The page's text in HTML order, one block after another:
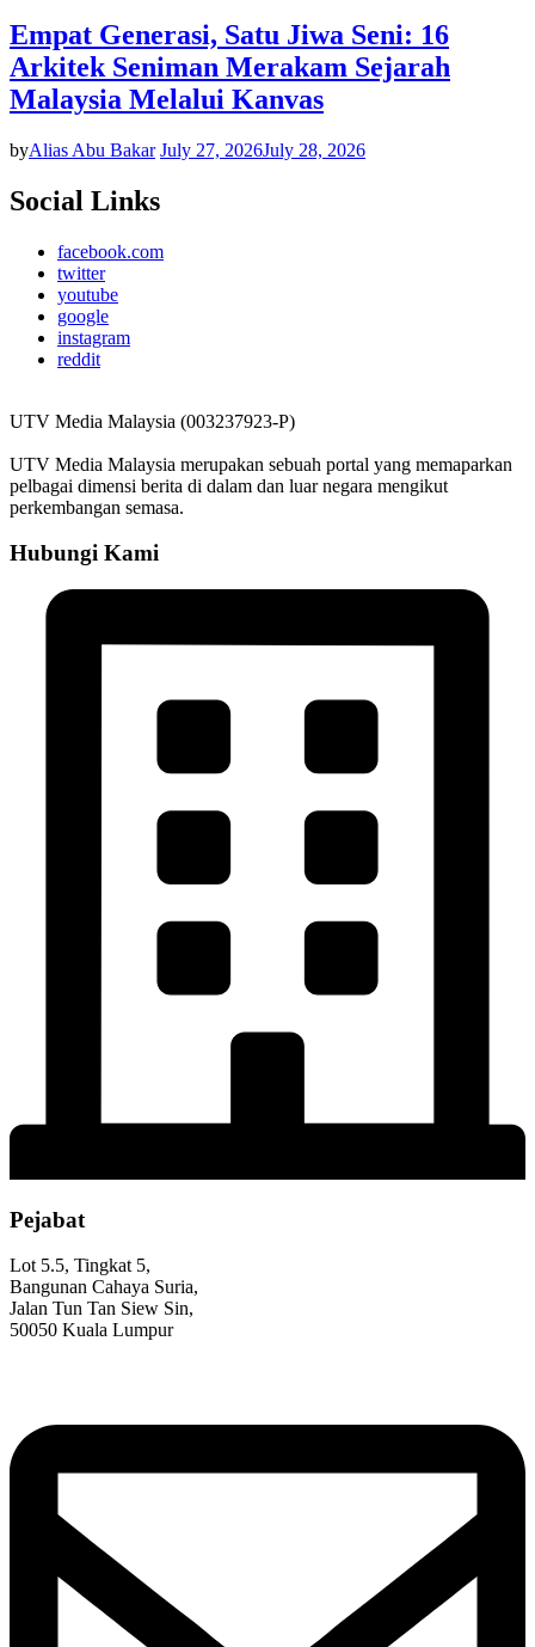
Empat Generasi, Satu Jiwa Seni: 16
Arkitek Seniman Merakam Sejarah
Malaysia Melalui Kanvas
byAlias Abu Bakar July 27, 2026July 28, 2026
Social Links
facebook.com
twitter
youtube
google
instagram
reddit
UTV Media Malaysia (003237923-P)
UTV Media Malaysia merupakan sebuah portal yang memaparkan
pelbagai dimensi berita di dalam dan luar negara mengikut
perkembangan semasa.
Hubungi Kami
Pejabat
Lot 5.5, Tingkat 5,
Bangunan Cahaya Suria,
Jalan Tun Tan Siew Sin,
50050 Kuala Lumpur